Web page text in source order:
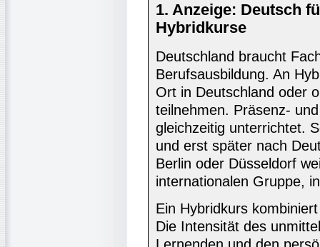
1. Anzeige: Deutsch
Hybridkurse
Deutschland braucht
Berufsausbildung. An
Ort in Deutschland oder
teilnehmen. Präsenz-
gleichzeitig unterrichtet.
und erst später nach
Berlin oder Düsseldorf
internationalen Gruppe,
Ein Hybridkurs
Die Intensität des